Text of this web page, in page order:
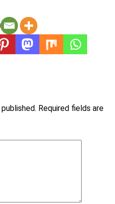
Required fields are